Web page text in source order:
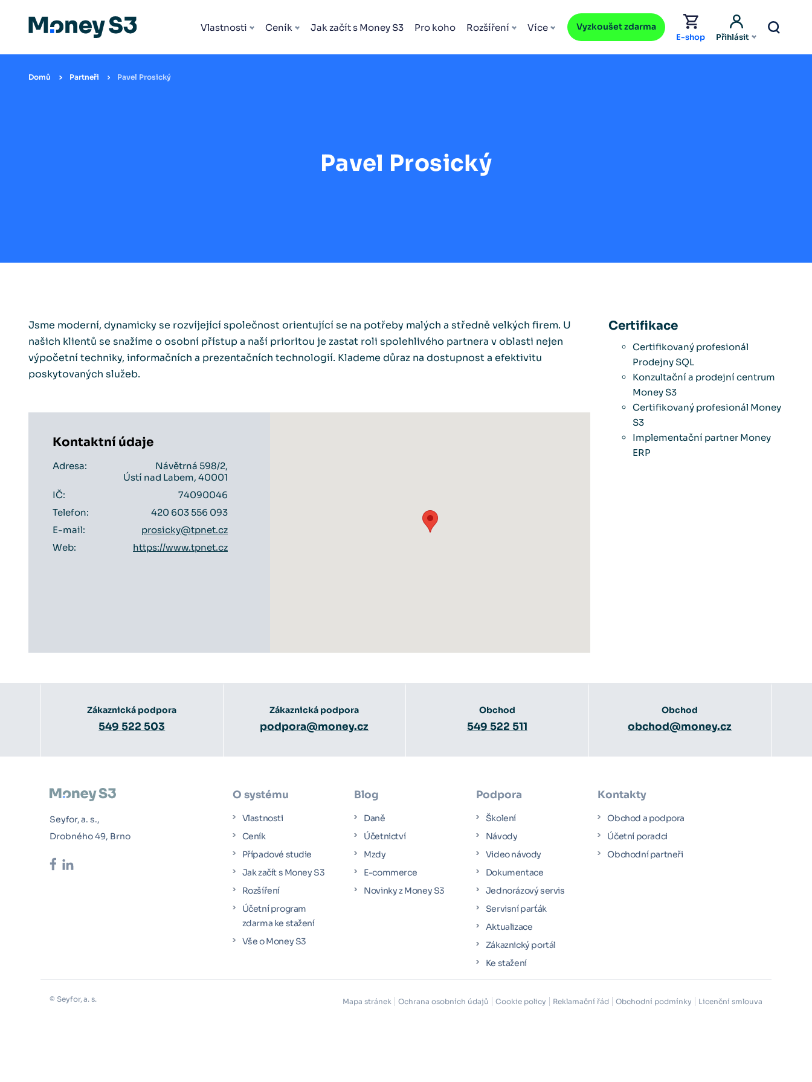
Vlastnosti Ceník Jak začít s Money S3 Pro koho Rozšíření Více Vyzkoušet zdarma
E-shop Přihlásit
Domů Partneři Pavel Prosický
Pavel Prosický
Jsme moderní, dynamicky se rozvíjející společnost orientující se na potřeby malých a středně velkých firem. U
našich klientů se snažíme o osobní přístup a naší prioritou je zastat roli spolehlivého partnera v oblasti nejen
výpočetní techniky, informačních a prezentačních technologií. Klademe důraz na dostupnost a efektivitu
poskytovaných služeb.
Kontaktní údaje
Adresa:
Návětrná 598/2,
Ústí nad Labem, 40001
IČ:
74090046
Telefon:
420 603 556 093
E-mail:
prosicky@tpnet.cz
Web:
https://www.tpnet.cz
Certifikace
Certifikovaný profesionál
Prodejny SQL
Konzultační a prodejní centrum
Money S3
Certifikovaný profesionál Money
S3
Implementační partner Money
ERP
Zákaznická podpora
549 522 503
Zákaznická podpora
podpora@money.cz
Obchod
549 522 511
Obchod
obchod@money.cz
Seyfor, a. s.,
Drobného 49, Brno
O systému
Vlastnosti
Ceník
Případové studie
Jak začít s Money S3
Rozšíření
Účetní program
zdarma ke stažení
Vše o Money S3
Blog
Daně
Účetnictví
Mzdy
E-commerce
Novinky z Money S3
Podpora
Školení
Návody
Video návody
Dokumentace
Jednorázový servis
Servisní parťák
Aktualizace
Zákaznický portál
Ke stažení
Kontakty
Obchod a podpora
Účetní poradci
Obchodní partneři
© Seyfor, a. s. Mapa stránek Ochrana osobních údajů Cookie policy Reklamační řád Obchodní podmínky Licenční smlouva